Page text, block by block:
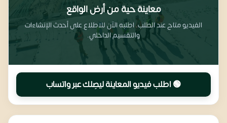
معاينة حية من أرض الواقع
الفيديو متاح عند الطلب. اطلبه الآن للاطلاع على أحدث الإنشاءات
والتقسيم الداخلي.
🟢 اطلب فيديو المعاينة ليصِلك عبر واتساب